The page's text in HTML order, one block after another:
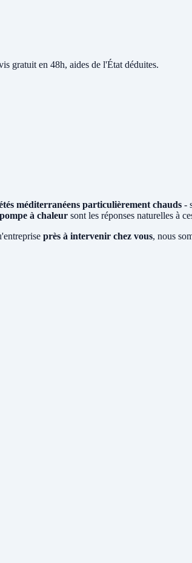
gratuit en 48h, aides de l'État déduites.
méditerranéens particulièrement chauds -
pompe à chaleur sont les réponses naturelles à
près à intervenir chez vous, nous